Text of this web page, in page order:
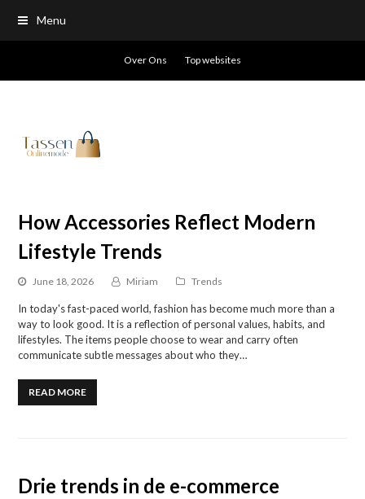
Menu
Over Ons Top websites
How Accessories Reflect Modern
Lifestyle Trends
June 18, 2026 Miriam Trends
In today's fast-paced world, fashion has become much more than a
way to look good. It is a reflection of personal values, habits, and
lifestyles. The items people choose to wear and carry often
communicate subtle messages about who they…
READ MORE
Drie trends in de e-commerce